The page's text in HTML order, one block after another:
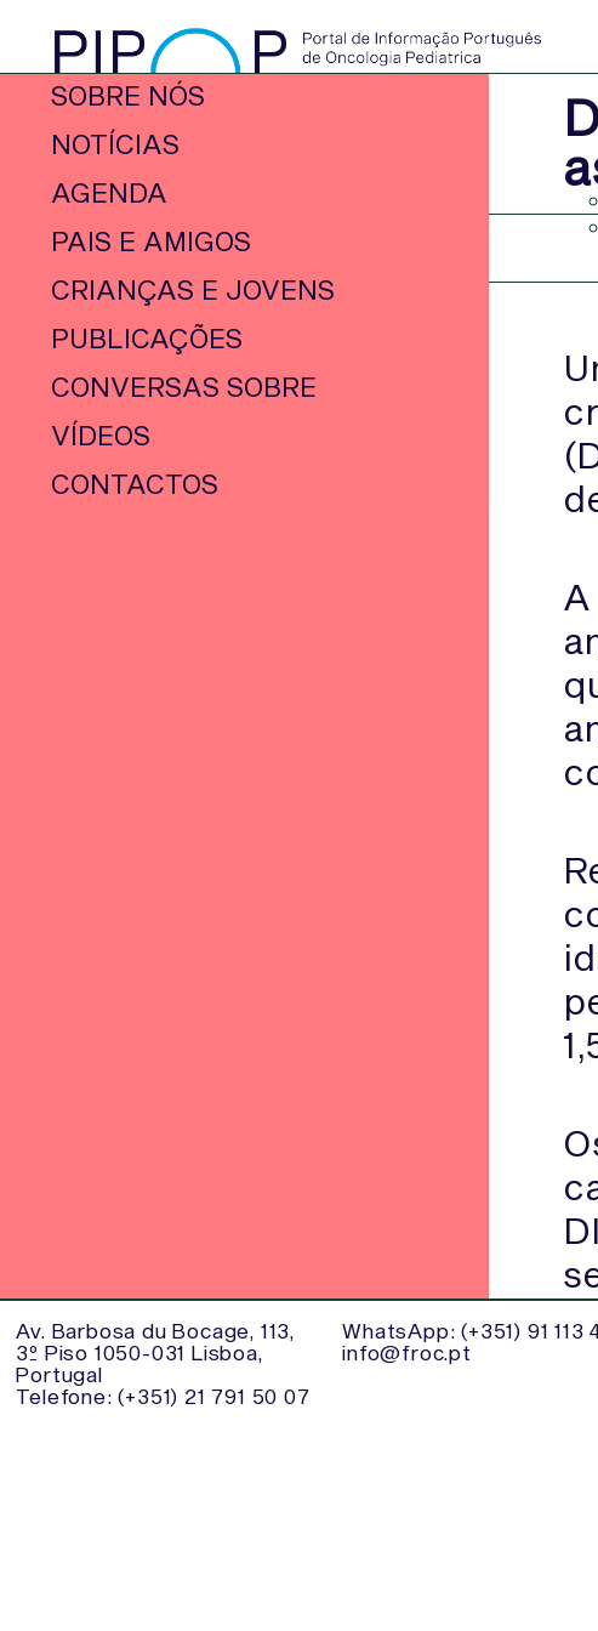
SOBRE NÓS
NOTÍCIAS
AGENDA
PAIS E AMIGOS
CRIANÇAS E JOVENS
PUBLICAÇÕES
CONVERSAS SOBRE
VÍDEOS
CONTACTOS
Av. Barbosa du Bocage, 113,
3º Piso 1050-031 Lisboa,
Portugal
Telefone: (+351) 21 791 50 07
WhatsApp: (+351) 91 113
info@froc.pt